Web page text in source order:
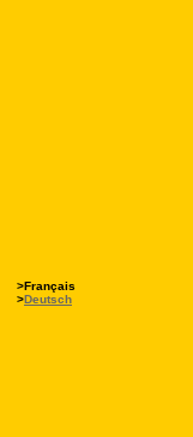
>Français
>Deutsch